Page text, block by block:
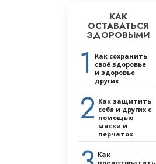
КАК
ОСТАВАТЬСЯ
ЗДОРОВЫМИ
1
Как сохранить
своё здоровье
и здоровье
других
почему профилактика
важна
Общее состояние здоровья
Уборка и дезинфекция
Как справляться с
2 Как защитить
себя и других с
помощью
маски и
перчаток
Как